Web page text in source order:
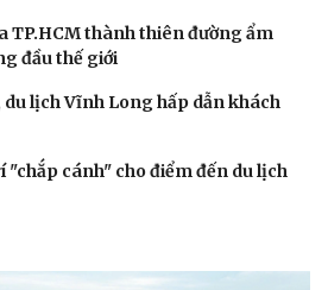
TP.HCM thành thiên đường ẩm
đầu thế giới
lịch Vĩnh Long hấp dẫn khách
cánh" cho điểm đến du lịch